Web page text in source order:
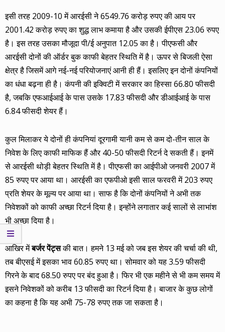
इसी तरह 2009-10 में आरईसी ने 6549.76 करोड़ रुपए की आय पर
2001.42 करोड़ रुपए का शुद्ध लाभ कमाया है और उसकी ईपीएस 23.06 रुपए
है। इस तरह उसका मौजूदा पी/ई अनुपात 12.05 का है। पीएफसी और
आरईसी दोनों की ऑर्डर बुक काफी बेहतर स्थिति में है। ऊपर से बिजली ऐसा
क्षेत्र है जिसमें आगे नई-नई परियोजनाएं आनी ही हैं। इसलिए इन दोनों कंपनियों
का धंधा बढ़ना ही है। कंपनी की इक्विटी में सरकार का हिस्सा 66.80 फीसदी
है, जबकि एफआईआई के पास उसके 17.83 फीसदी और डीआईआई के पास
6.84 फीसदी शेयर हैं।
कुल मिलाकर ये दोनों ही कंपनियां दूरगामी यानी कम से कम दो-तीन साल के
निवेश के लिए काफी माफिक हैं और 40-50 फीसदी रिटर्न दे सकती हैं। इनमें
से आरईसी थोड़ी बेहतर स्थिति में है। पीएफसी का आईपीओ जनवरी 2007 में
85 रुपए पर आया था। आरईसी का एफपीओ इसी साल फरवरी में 203 रुपए
प्रति शेयर के मूल्य पर आया था। साफ है कि दोनों कंपनियों ने अभी तक
निवेशकों को काफी अच्छा रिटर्न दिया है। इन्होंने लगातार कई सालों से लाभांश
भी अच्छा दिया है।
आखिर मेंबर्जर पेंट्सकी बात। हमने 13 मई को जब इस शेयर की चर्चा की थी,
तब बीएसई में इसका भाव 60.85 रुपए था। सोमवार को यह 3.59 फीसदी
गिरने के बाद 68.50 रुपए पर बंद हुआ है। फिर भी एक महीने से भी कम समय में
इसने निवेशकों को करीब 13 फीसदी का रिटर्न दिया है। बाजार के कुछ लोगों
का कहना है कि यह अभी 75-78 रुपए तक जा सकता है।